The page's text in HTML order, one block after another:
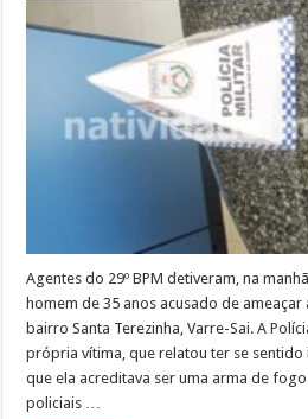
Agentes do 29º BPM detiveram, na
homem de 35 anos acusado de
bairro Santa Terezinha, Varre-Sai. A
própria vítima, que relatou ter se
que ela acreditava ser uma arma de
policiais …